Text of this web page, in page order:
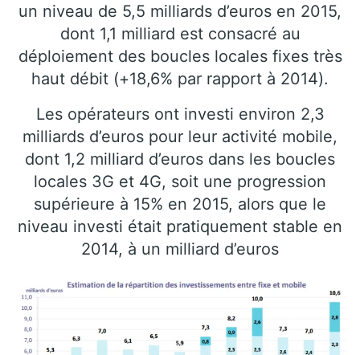
un niveau de 5,5 milliards d’euros en 2015,
dont 1,1 milliard est consacré au
déploiement des boucles locales fixes très
haut débit (+18,6% par rapport à 2014).
Les opérateurs ont investi environ 2,3
milliards d’euros pour leur activité mobile,
dont 1,2 milliard d’euros dans les boucles
locales 3G et 4G, soit une progression
supérieure à 15% en 2015, alors que le
niveau investi était pratiquement stable en
2014, à un milliard d’euros